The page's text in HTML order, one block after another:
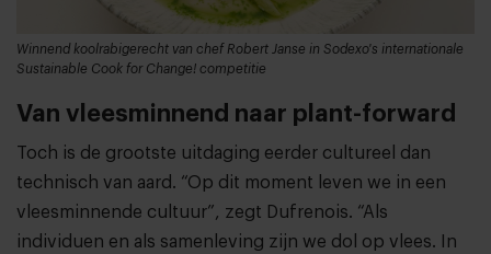
Winnend koolrabigerecht van chef Robert Janse in Sodexo's internationale
Sustainable Cook for Change! competitie
Van vleesminnend naar plant-forward
Toch is de grootste uitdaging eerder cultureel dan
technisch van aard. “Op dit moment leven we in een
vleesminnende cultuur”, zegt Dufrenois. “Als
individuen en als samenleving zijn we dol op vlees. In